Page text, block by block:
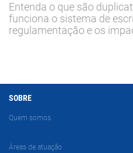
Entenda o que são
funciona o sistema de
regulamentação e os
SOBRE
Quem somos
Áreas de atuação